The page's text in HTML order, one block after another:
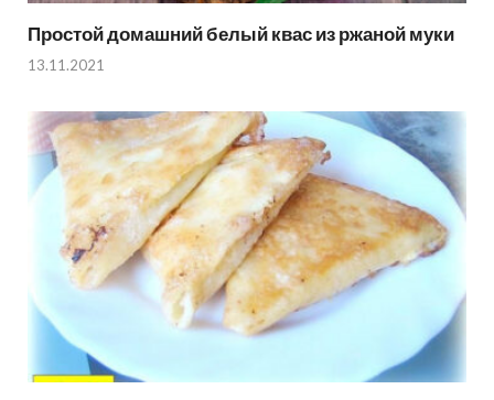
Простой домашний белый квас из ржаной муки
13.11.2021